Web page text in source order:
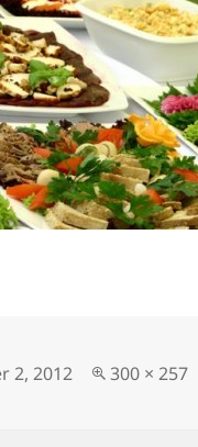
2, 2012
Full
300 × 257